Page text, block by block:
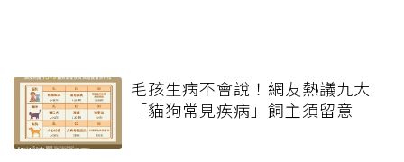
毛孩生病不會說！網友熱議九大
「貓狗常見疾病」飼主須留意